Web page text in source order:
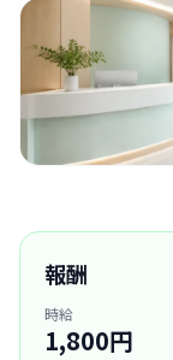
報酬
時給
1,800円